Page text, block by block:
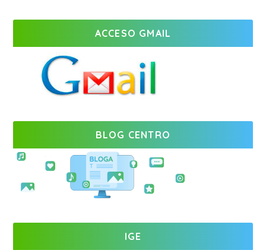
ACCESO GMAIL
BLOG CENTRO
IGE